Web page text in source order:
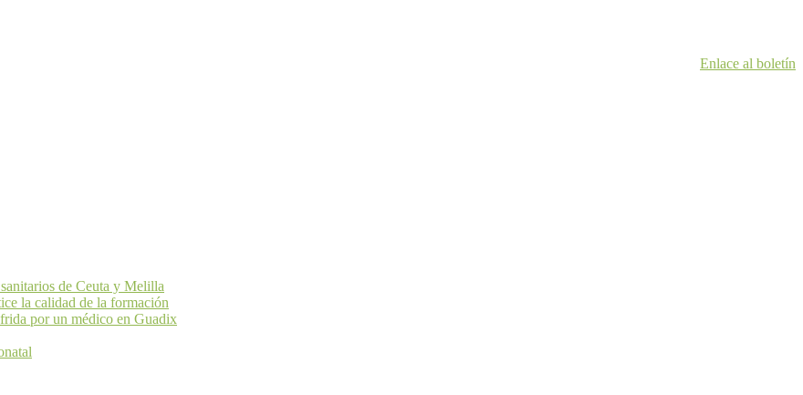
Enlace al boletín
de Ceuta y Melilla
la calidad de la formación
por un médico en Guadix